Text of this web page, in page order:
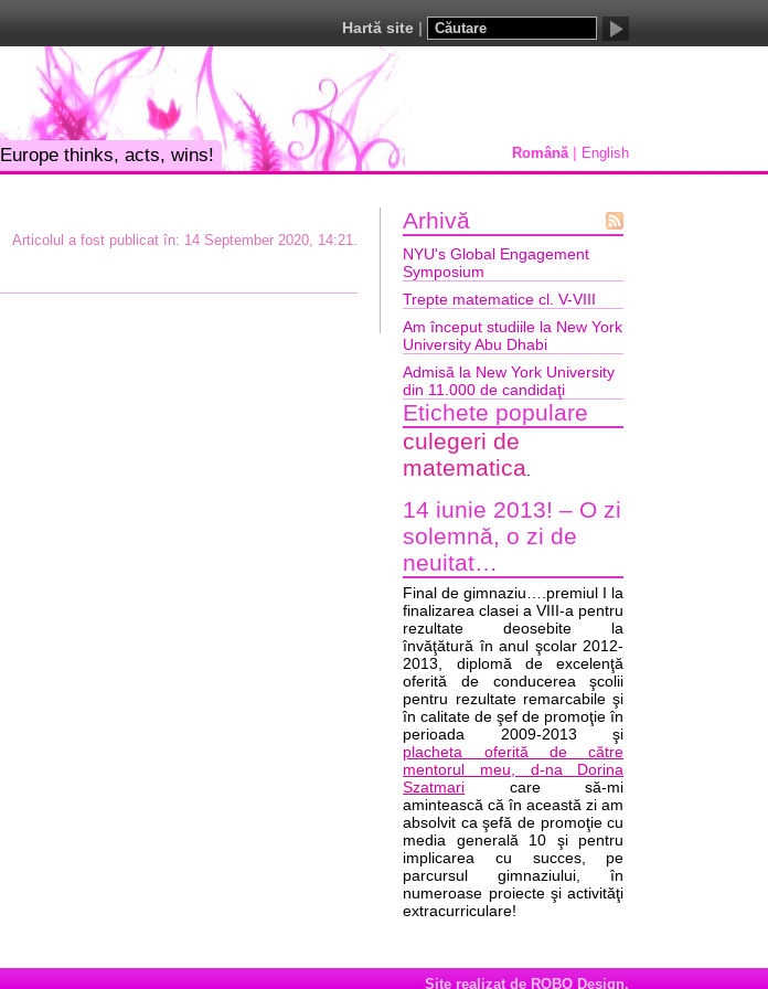
Hartă site
Română English
Europe thinks, acts, wins!
Arhivă
NYU's Global Engagement
Symposium
Trepte matematice cl. V-VIII
Am început studiile la New York
University Abu Dhabi
Admisă la New York University
din 11.000 de candidaţi
Etichete populare
culegeri de
matematica
14 iunie 2013! – O zi
solemnă, o zi de
neuitat…
Final de gimnaziu….premiul I la
finalizarea clasei a VIII-a pentru
rezultate deosebite la
învăţătură în anul şcolar 2012-
2013, diplomă de excelenţă
oferită de conducerea şcolii
pentru rezultate remarcabile şi
în calitate de şef de promoţie în
perioada 2009-2013 şi
placheta oferită de către
mentorul meu, d-na Dorina
Szatmari care să-mi
amintească că în această zi am
absolvit ca şefă de promoţie cu
media generală 10 şi pentru
implicarea cu succes, pe
parcursul gimnaziului, în
numeroase proiecte şi activităţi
extracurriculare!
Articolul a fost publicat în: 14 September 2020, 14:21.
Site realizat de ROBO Design.